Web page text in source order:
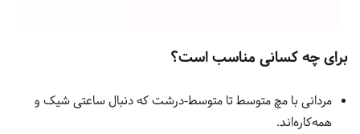
برای چه کسانی مناسب است؟
مردانی با مچ متوسط تا متوسط-درشت که دنبال ساعتی شیک و
همه‌کاره‌اند.